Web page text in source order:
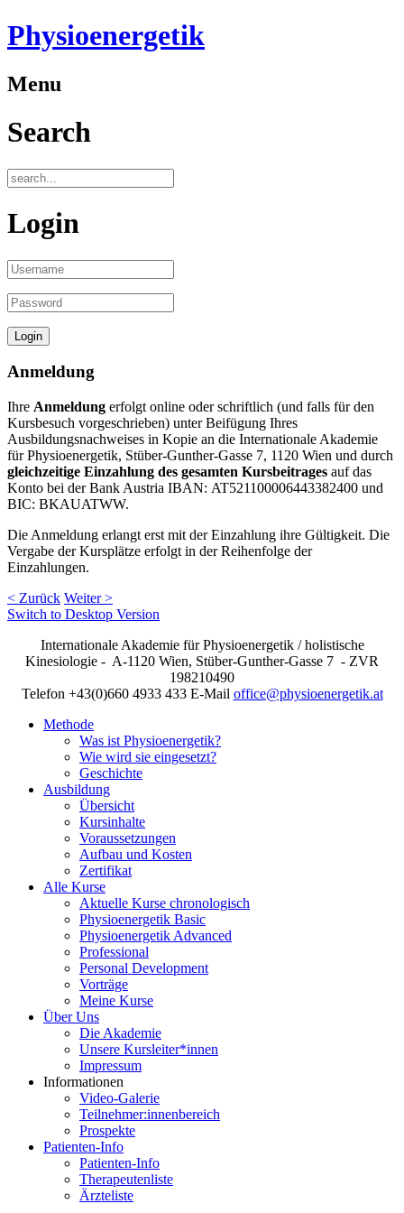
Physioenergetik
Menu
Search
Login
Anmeldung
Ihre Anmeldung erfolgt online oder schriftlich (und falls für den
Kursbesuch vorgeschrieben) unter Beifügung Ihres
Ausbildungsnachweises in Kopie an die Internationale Akademie
für Physioenergetik, Stüber-Gunther-Gasse 7, 1120 Wien und durch
gleichzeitige Einzahlung des gesamten Kursbeitrages auf das
Konto bei der Bank Austria IBAN: AT521100006443382400 und
BIC: BKAUATWW.
Die Anmeldung erlangt erst mit der Einzahlung ihre Gültigkeit. Die
Vergabe der Kursplätze erfolgt in der Reihenfolge der
Einzahlungen.
< Zurück Weiter >
Switch to Desktop Version
Internationale Akademie für Physioenergetik / holistische
Kinesiologie - A-1120 Wien, Stüber-Gunther-Gasse 7 - ZVR
198210490
Telefon +43(0)660 4933 433 E-Mail office@physioenergetik.at
Methode
Was ist Physioenergetik?
Wie wird sie eingesetzt?
Geschichte
Ausbildung
Übersicht
Kursinhalte
Voraussetzungen
Aufbau und Kosten
Zertifikat
Alle Kurse
Aktuelle Kurse chronologisch
Physioenergetik Basic
Physioenergetik Advanced
Professional
Personal Development
Vorträge
Meine Kurse
Über Uns
Die Akademie
Unsere Kursleiter*innen
Impressum
Informationen
Video-Galerie
Teilnehmer:innenbereich
Prospekte
Patienten-Info
Patienten-Info
Therapeutenliste
Ärzteliste